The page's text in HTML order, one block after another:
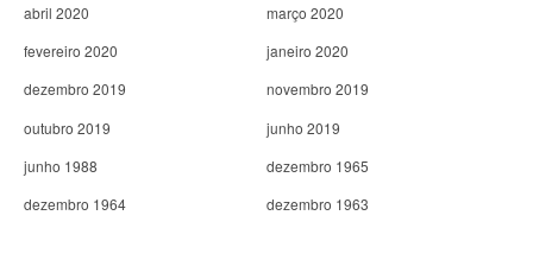
abril 2020
março 2020
fevereiro 2020
janeiro 2020
dezembro 2019
novembro 2019
outubro 2019
junho 2019
junho 1988
dezembro 1965
dezembro 1964
dezembro 1963